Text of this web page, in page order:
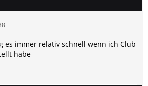
es immer relativ schnell wenn ich Club
habe